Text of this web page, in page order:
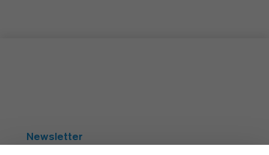
Newsletter